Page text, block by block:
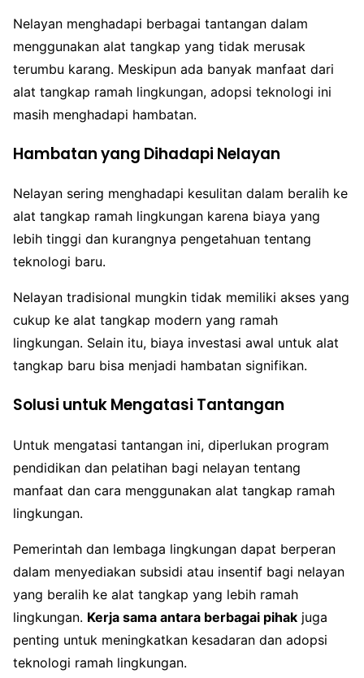
Nelayan menghadapi berbagai tantangan dalam
menggunakan alat tangkap yang tidak merusak
terumbu karang. Meskipun ada banyak manfaat dari
alat tangkap ramah lingkungan, adopsi teknologi ini
masih menghadapi hambatan.
Hambatan yang Dihadapi Nelayan
Nelayan sering menghadapi kesulitan dalam beralih ke
alat tangkap ramah lingkungan karena biaya yang
lebih tinggi dan kurangnya pengetahuan tentang
teknologi baru.
Nelayan tradisional mungkin tidak memiliki akses yang
cukup ke alat tangkap modern yang ramah
lingkungan. Selain itu, biaya investasi awal untuk alat
tangkap baru bisa menjadi hambatan signifikan.
Solusi untuk Mengatasi Tantangan
Untuk mengatasi tantangan ini, diperlukan program
pendidikan dan pelatihan bagi nelayan tentang
manfaat dan cara menggunakan alat tangkap ramah
lingkungan.
Pemerintah dan lembaga lingkungan dapat berperan
dalam menyediakan subsidi atau insentif bagi nelayan
yang beralih ke alat tangkap yang lebih ramah
lingkungan. Kerja sama antara berbagai pihak juga
penting untuk meningkatkan kesadaran dan adopsi
teknologi ramah lingkungan.